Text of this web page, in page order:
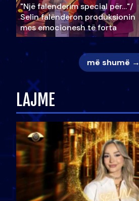
"Një falenderim special për…"/
Selin falënderon produksionin
mes emocionesh të forta
më shumë →
LAJME